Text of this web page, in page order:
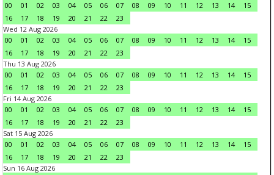
00
01 02 03 04 05 06 07 08 09 10 11 12 13 14
15
16
17 18 19 20 21 22
23
Wed 12 Aug 2026
00
01 02 03 04 05 06 07 08 09 10 11 12 13 14
15
16
17 18 19 20 21 22
23
Thu 13 Aug 2026
00
01 02 03 04 05 06 07 08 09 10 11 12 13 14
15
16
17 18 19 20 21 22
23
Fri 14 Aug 2026
00
01 02 03 04 05 06 07 08 09 10 11 12 13 14
15
16
17 18 19 20 21 22
23
Sat 15 Aug 2026
00
01 02 03 04 05 06 07 08 09 10 11 12 13 14
15
16
17 18 19 20 21 22
23
Sun 16 Aug 2026